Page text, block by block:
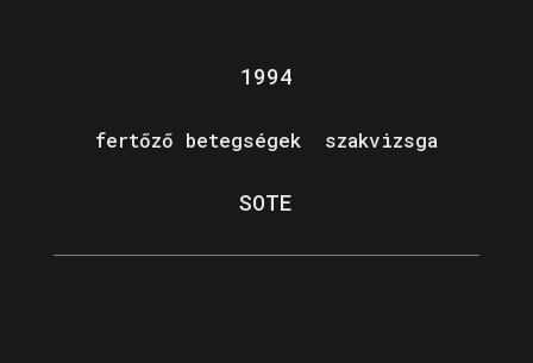
1994
fertőző betegségek szakvizsga
SOTE